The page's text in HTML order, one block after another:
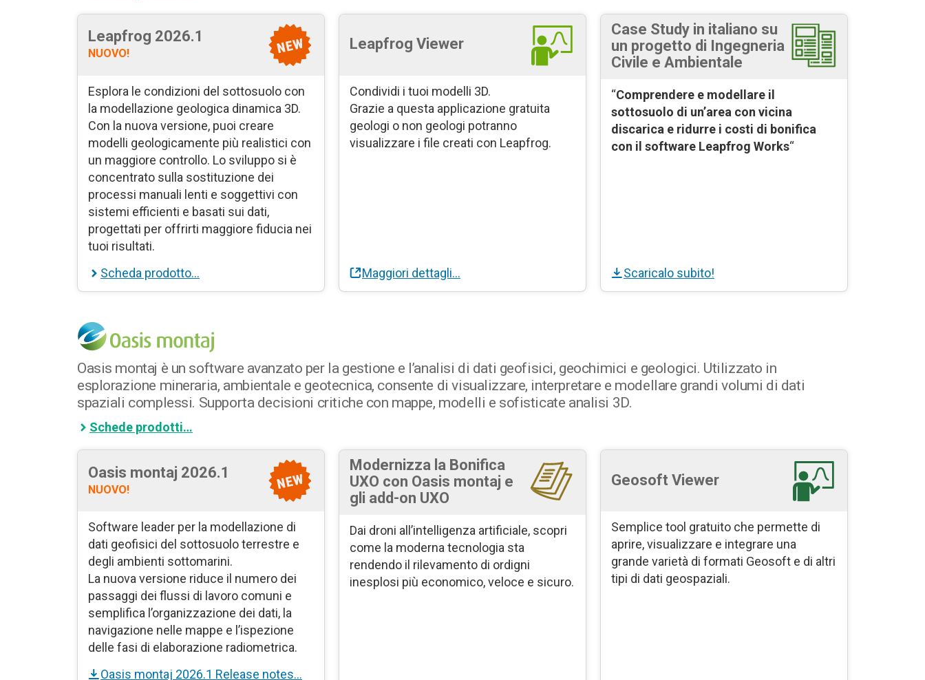
Leapfrog 2026.1
NUOVO!
Esplora le condizioni del sottosuolo con
la modellazione geologica dinamica 3D.
Con la nuova versione, puoi creare
modelli geologicamente più realistici con
un maggiore controllo. Lo sviluppo si è
concentrato sulla sostituzione dei
processi manuali lenti e soggettivi con
sistemi efficienti e basati sui dati,
progettati per offrirti maggiore fiducia nei
tuoi risultati.
Scheda prodotto…
Leapfrog Viewer
Condividi i tuoi modelli 3D.
Grazie a questa applicazione gratuita
geologi o non geologi potranno
visualizzare i file creati con Leapfrog.
Maggiori dettagli…
Case Study in italiano su
un progetto di Ingegneria
Civile e Ambientale
“Comprendere e modellare il
sottosuolo di un’area con vicina
discarica e ridurre i costi di bonifica
con il software Leapfrog Works“
Scaricalo subito!
Oasis montaj è un software avanzato per la gestione e l’analisi di dati geofisici, geochimici e geologici. Utilizzato in
esplorazione mineraria, ambientale e geotecnica, consente di visualizzare, interpretare e modellare grandi volumi di dati
spaziali complessi. Supporta decisioni critiche con mappe, modelli e sofisticate analisi 3D.
Schede prodotti…
Oasis montaj 2026.1
NUOVO!
Software leader per la modellazione di
dati geofisici del sottosuolo terrestre e
degli ambienti sottomarini.
La nuova versione riduce il numero dei
passaggi dei flussi di lavoro comuni e
semplifica l’organizzazione dei dati, la
navigazione nelle mappe e l’ispezione
delle fasi di elaborazione radiometrica.
Oasis montaj 2026.1 Release notes…
Modernizza la Bonifica
UXO con Oasis montaj e
gli add-on UXO
Dai droni all’intelligenza artificiale, scopri
come la moderna tecnologia sta
rendendo il rilevamento di ordigni
inesplosi più economico, veloce e sicuro.
Geosoft Viewer
Semplice tool gratuito che permette di
aprire, visualizzare e integrare una
grande varietà di formati Geosoft e di altri
tipi di dati geospaziali.